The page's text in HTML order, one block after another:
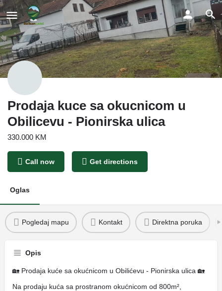
Prodaja kuce sa okucnicom u
Obilicevu - Pionirska ulica
330.000 KM
Call now Get directions
Oglas
Pogledaj mapu Kontakt Direktna poruka
Opis
🏡 Prodaja kuće sa okućnicom u Obilićevu - Pionirska ulica 🏡
Na prodaju kuća sa prostranom okućnicom od 800m²,